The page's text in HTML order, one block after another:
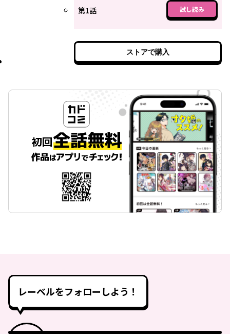
第1話 試し読み
ストアで購入
レーベルをフォローしよう！